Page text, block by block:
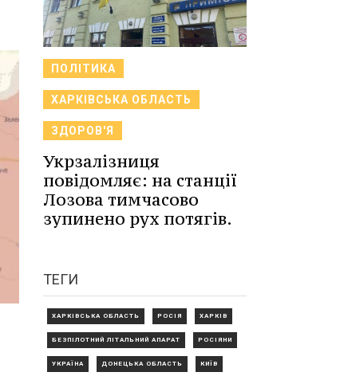
ПОЛІТИКА
ХАРКІВСЬКА ОБЛАСТЬ
ЗДОРОВ'Я
Укрзалізниця
повідомляє: на станції
Лозова тимчасово
зупинено рух потягів.
ТЕГИ
ХАРКІВСЬКА ОБЛАСТЬ РОСІЯ ХАРКІВ
БЕЗПІЛОТНИЙ ЛІТАЛЬНИЙ АПАРАТ РОСІЯНИ
УКРАЇНА ДОНЕЦЬКА ОБЛАСТЬ КИЇВ